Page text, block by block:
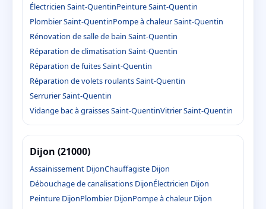
Électricien Saint-QuentinPeinture Saint-Quentin
Plombier Saint-QuentinPompe à chaleur Saint-Quentin
Rénovation de salle de bain Saint-Quentin
Réparation de climatisation Saint-Quentin
Réparation de fuites Saint-Quentin
Réparation de volets roulants Saint-Quentin
Serrurier Saint-Quentin
Vidange bac à graisses Saint-QuentinVitrier Saint-Quentin
Dijon (21000)
Assainissement DijonChauffagiste Dijon
Débouchage de canalisations DijonÉlectricien Dijon
Peinture DijonPlombier DijonPompe à chaleur Dijon